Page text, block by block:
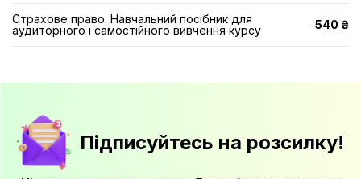
Страхове право. Навчальний посібник для
аудиторного і самостійного вивчення курсу
540 ₴
Підписуйтесь на розсилку!